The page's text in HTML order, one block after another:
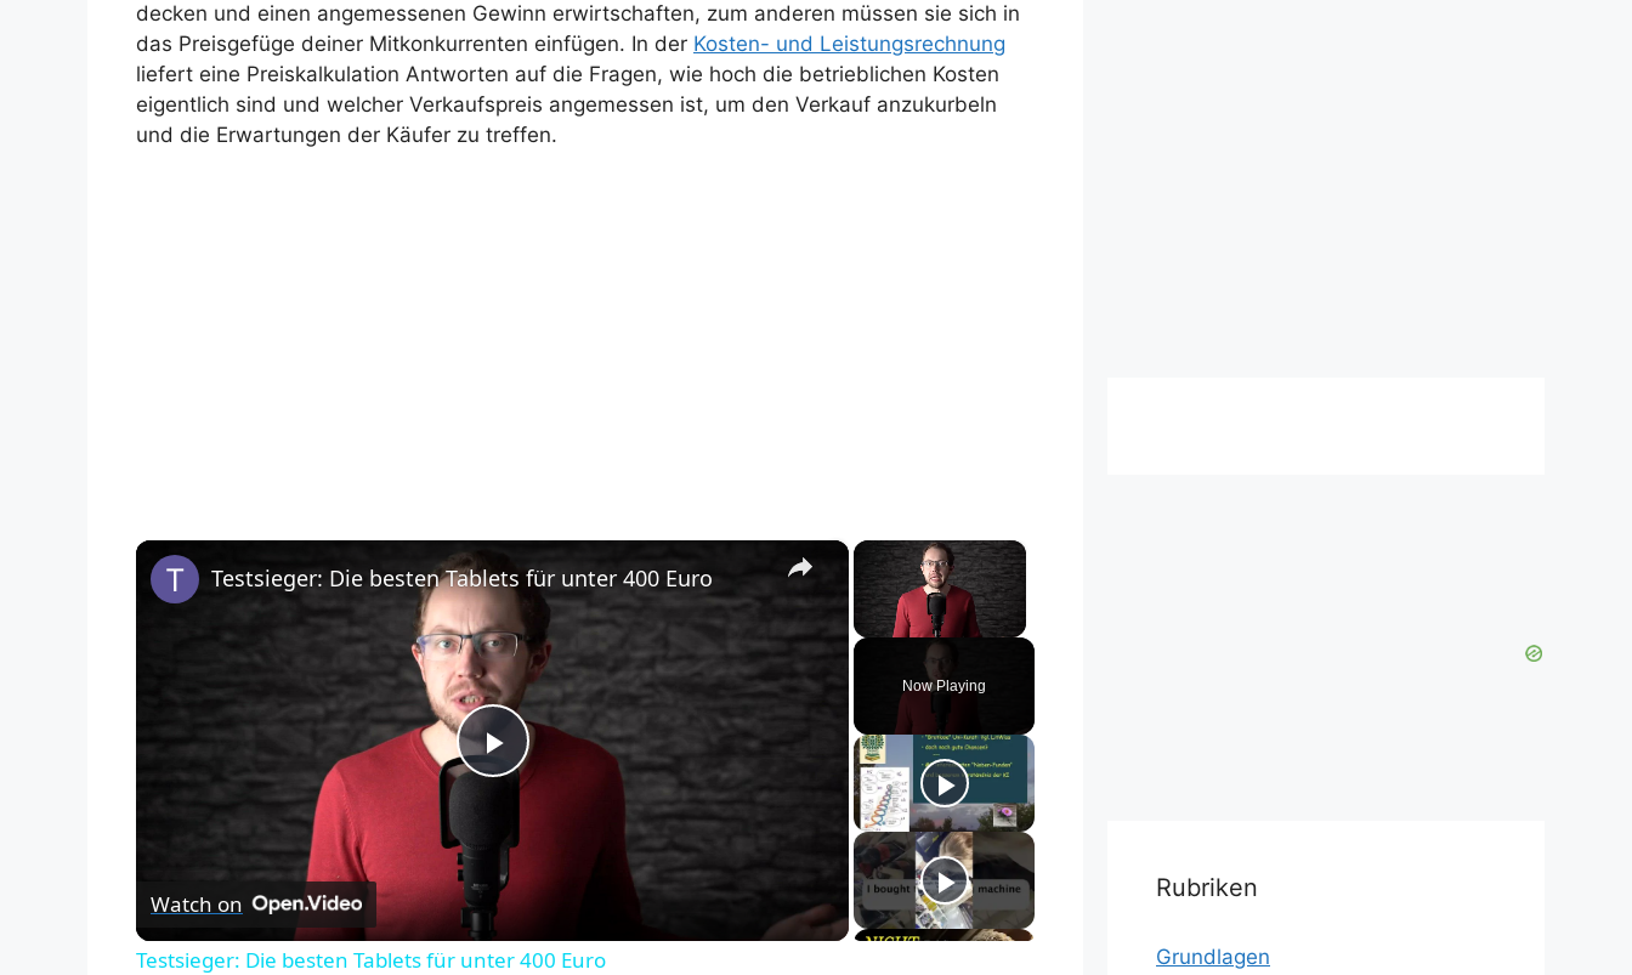
decken und einen angemessenen Gewinn erwirtschaften, zum anderen müssen sie sich in
das Preisgefüge deiner Mitkonkurrenten einfügen. In der Kosten- und Leistungsrechnung
liefert eine Preiskalkulation Antworten auf die Fragen, wie hoch die betrieblichen Kosten
eigentlich sind und welcher Verkaufspreis angemessen ist, um den Verkauf anzukurbeln
und die Erwartungen der Käufer zu treffen.
×
Unmute
Now Playing
×
P
l
a
Testsieger: Die besten Tablets für unter 400 Euro
Watch on
Testsieger: Die besten Tablets für unter 400 Euro
Rubriken
Grundlagen